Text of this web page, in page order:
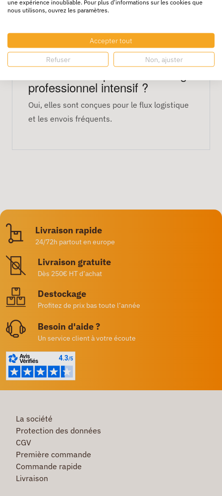
Peut-on les appliquer sur tous
Oui, elles adhèrent sur carton, plastique et
autres surfaces courantes.
professionnel intensif ?
Oui, elles sont conçues pour le flux logistique
et les envois fréquents.
Livraison rapide
24/72h partout en europe
Livraison gratuite
Dès 250€ HT d’achat
Destockage
Profitez de prix bas toute l’année
Besoin d'aide ?
Un service client à votre écoute
La société
Protection des données
CGV
Première commande
Commande rapide
Livraison
une expérience inoubliable. Pour plus d'informations sur les cookies que
nous utilisons, ouvrez les paramètres.
Accepter tout
Refuser Non, ajuster